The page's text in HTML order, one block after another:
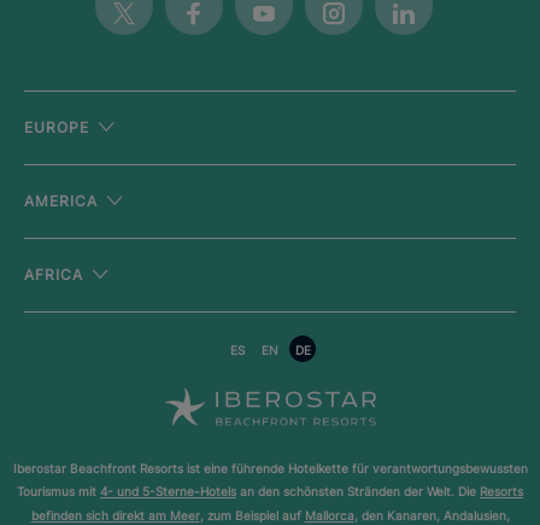
Twitter FacebookYoutubeInstagramLinkedin
EUROPE
AMERICA
AFRICA
ES EN DE
Iberostar Beachfront Resorts ist eine führende Hotelkette für verantwortungsbewussten
Tourismus mit 4- und 5-Sterne-Hotels an den schönsten Stränden der Welt. Die Resorts
befinden sich direkt am Meer, zum Beispiel auf Mallorca, den Kanaren, Andalusien,